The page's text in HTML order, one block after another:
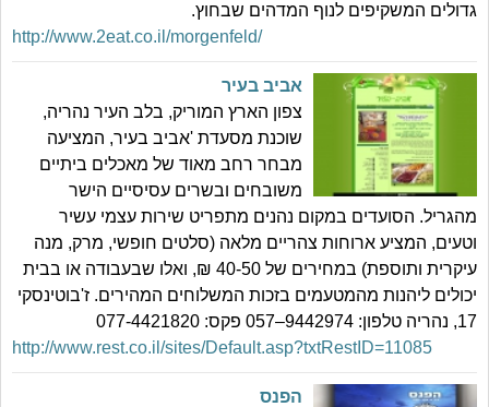
גדולים המשקיפים לנוף המדהים שבחוץ.
http://www.2eat.co.il/morgenfeld/
אביב בעיר
צפון הארץ המוריק, בלב העיר נהריה,
שוכנת מסעדת 'אביב בעיר, המציעה
מבחר רחב מאוד של מאכלים ביתיים
משובחים ובשרים עסיסיים הישר
מהגריל. הסועדים במקום נהנים מתפריט שירות עצמי עשיר
וטעים, המציע ארוחות צהריים מלאה (סלטים חופשי, מרק, מנה
עיקרית ותוספת) במחירים של 40-50 ₪, ואלו שבעבודה או בבית
יכולים ליהנות מהמטעמים בזכות המשלוחים המהירים. ז'בוטינסקי
17, נהריה טלפון: 9442974–057 פקס: 077-4421820
http://www.rest.co.il/sites/Default.asp?txtRestID=11085
הפנס